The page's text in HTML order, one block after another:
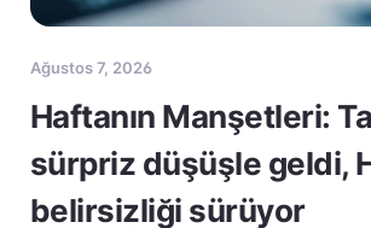
Ağustos 7, 2026
Haftanın Manşetleri:
sürpriz düşüşle geldi,
belirsizliği sürüyor